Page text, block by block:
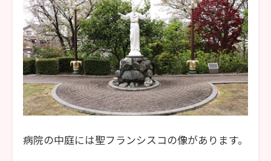
病院の中庭には聖フランシスコの像があります。